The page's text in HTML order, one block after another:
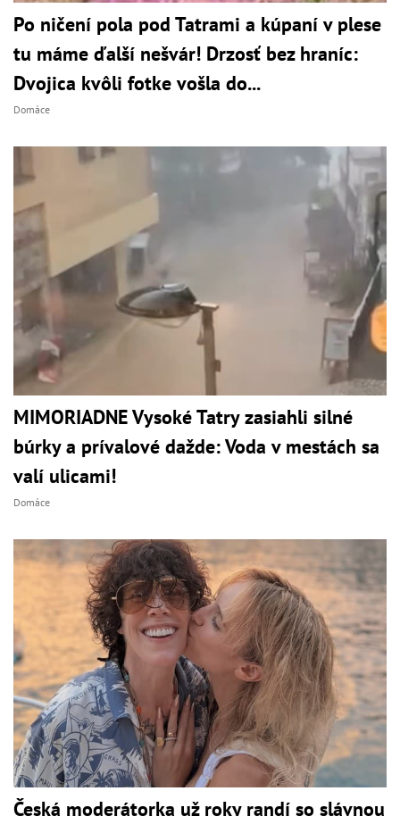
Po ničení pola pod Tatrami a kúpaní v plese
tu máme ďalší nešvár! Drzosť bez hraníc:
Dvojica kvôli fotke vošla do...
Domáce
MIMORIADNE Vysoké Tatry zasiahli silné
búrky a prívalové dažde: Voda v mestách sa
valí ulicami!
Domáce
Česká moderátorka už roky randí so slávnou